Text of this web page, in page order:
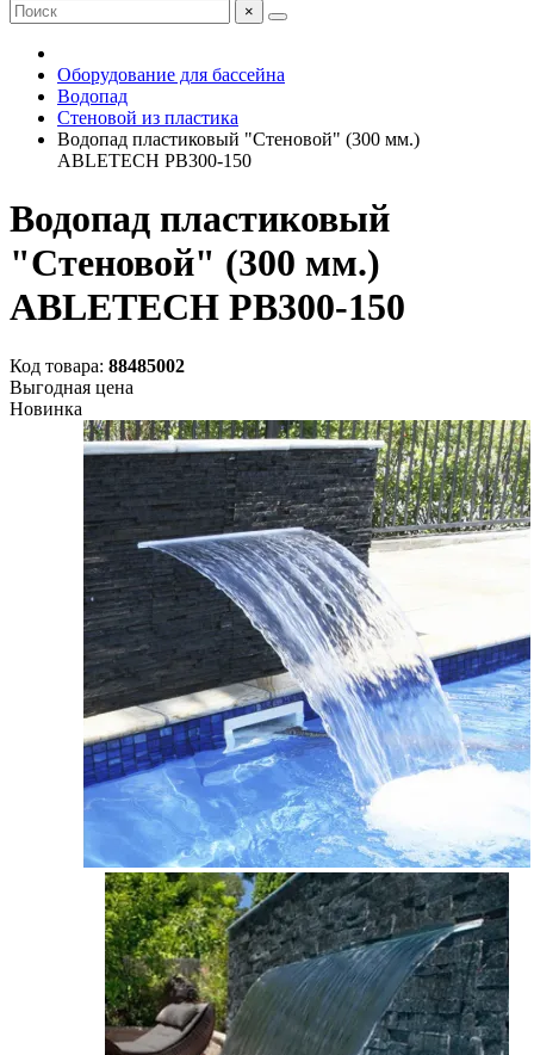
×
Оборудование для бассейна
Водопад
Стеновой из пластика
Водопад пластиковый "Стеновой" (300 мм.)
ABLETECH PB300-150
Водопад пластиковый
"Стеновой" (300 мм.)
ABLETECH PB300-150
Код товара: 88485002
Выгодная цена
Новинка